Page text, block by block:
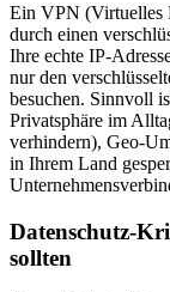
Ein VPN (Virtuelles
durch einen
Ihre echte IP-
nur den
besuchen. Sinnvoll
Privatsphäre im
verhindern), Geo-
in Ihrem Land
Datenschutz-
sollten